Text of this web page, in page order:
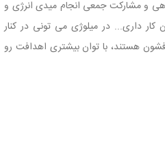
و مشارکت جمعی انجام میدی انرژی و
کار داری‏...‏ در میلوژی می تونی در کنار
هستند، با توان بیشتری اهدافت رو